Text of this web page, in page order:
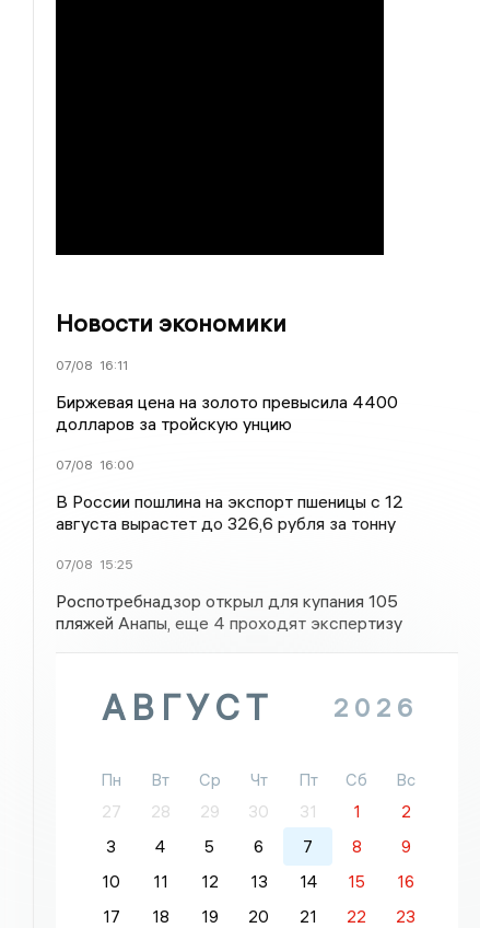
Новости экономики
07/08 16:11
Биржевая цена на золото превысила 4400
долларов за тройскую унцию
07/08 16:00
В России пошлина на экспорт пшеницы с 12
августа вырастет до 326,6 рубля за тонну
07/08 15:25
Роспотребнадзор открыл для купания 105
пляжей Анапы, еще 4 проходят экспертизу
АВГУСТ 2026
Пн Вт Ср Чт Пт Сб
Вс
27
28 29 30 31 1
2
3
4 5 6 7 8
9
10
11 12 13 14 15
16
17
18 19 20 21 22
23